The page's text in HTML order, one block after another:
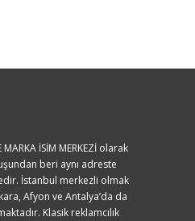
İSİM MERKEZİ olarak
beri aynı adreste
İstanbul merkezli olmak
Afyon ve Antalya’da da
Klasik reklamcılık